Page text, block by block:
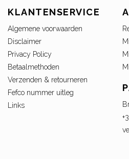
KLANTENSERVICE
Algemene voorwaarden
Disclaimer
Privacy Policy
Betaalmethoden
Verzenden & retourneren
Fefco nummer uitleg
Links